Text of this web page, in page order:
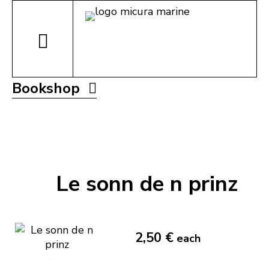
Bookshop
Le sonn de n prinz
2,50 € each